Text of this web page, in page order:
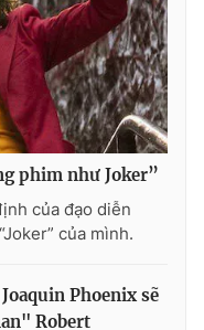
Nam
tử số 483/GP-BTTTT
355 932
phim như Joker”
của đạo diễn
của mình.
Phoenix sẽ
Robert